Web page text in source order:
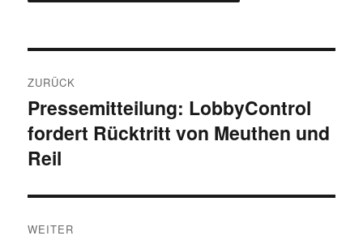
ZURÜCK
Vorheriger
Beitrag:
Pressemitteilung: LobbyControl
fordert Rücktritt von Meuthen und
Reil
WEITER